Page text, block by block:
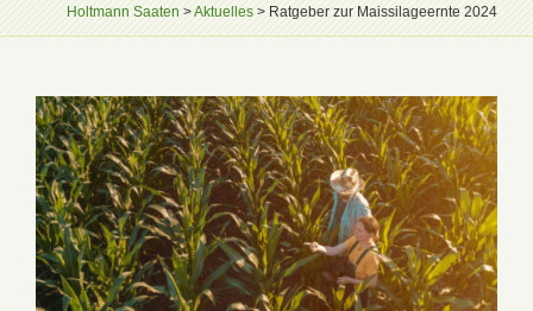
Holtmann Saaten>Aktuelles>Ratgeber zur Maissilageernte 2024